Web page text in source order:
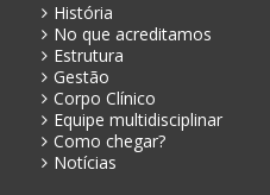
História
No que acreditamos
Estrutura
Gestão
Corpo Clínico
Equipe multidisciplinar
Como chegar?
Notícias